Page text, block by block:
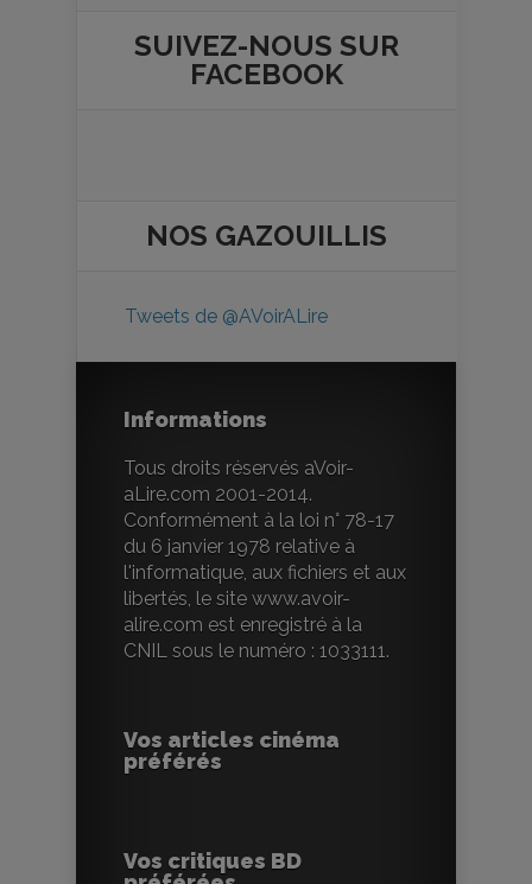
SUIVEZ-NOUS SUR
FACEBOOK
NOS GAZOUILLIS
Tweets de @AVoirALire
Informations
Tous droits réservés aVoir-
aLire.com 2001-2014.
Conformément à la loi n° 78-17
du 6 janvier 1978 relative à
l'informatique, aux fichiers et aux
libertés, le site www.avoir-
alire.com est enregistré à la
CNIL sous le numéro : 1033111.
Vos articles cinéma
préférés
Vos critiques BD